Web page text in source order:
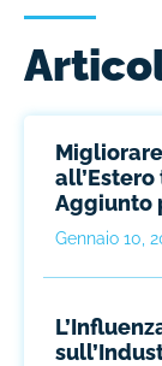
Aggiunto
Gennaio 10,